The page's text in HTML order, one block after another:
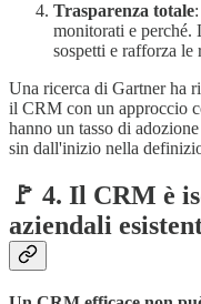
Trasparenza totale
monitorati e perché.
sospetti e rafforza le
Una ricerca di Gartner ha
il CRM con un approccio
hanno un tasso di
sin dall'inizio nella
🚩 4. Il CRM è
aziendali